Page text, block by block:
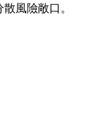
風險敞口。